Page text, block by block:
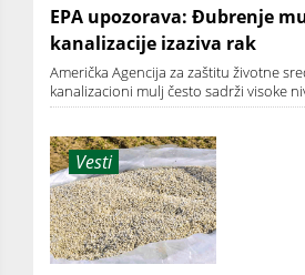
EPA upozorava: Đubrenje
kanalizacije izaziva rak
Američka Agencija za zaštitu životne
kanalizacioni mulj često sadrži visoke
Vesti